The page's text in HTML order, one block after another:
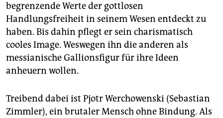
begrenzende Werte der gottlosen
Handlungsfreiheit in seinem Wesen entdeckt zu
haben. Bis dahin pflegt er sein charismatisch
cooles Image. Weswegen ihn die anderen als
messianische Gallionsfigur für ihre Ideen
anheuern wollen.
Treibend dabei ist Pjotr Werchowenski (Sebastian
Zimm­ler), ein brutaler Mensch ohne Bindung. Als